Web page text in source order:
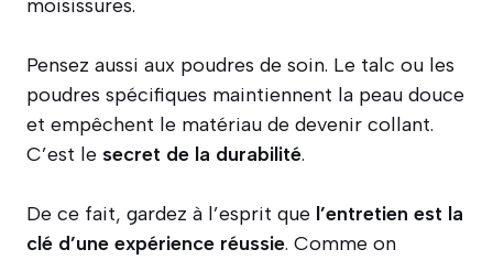
moisissures.
Pensez aussi aux poudres de soin. Le talc ou les
poudres spécifiques maintiennent la peau douce
et empêchent le matériau de devenir collant.
C’est le secret de la durabilité.
De ce fait, gardez à l’esprit que l’entretien est la
clé d’une expérience réussie. Comme on